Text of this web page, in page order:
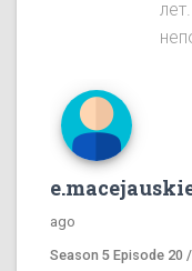
ago
Season 5 Episode 20